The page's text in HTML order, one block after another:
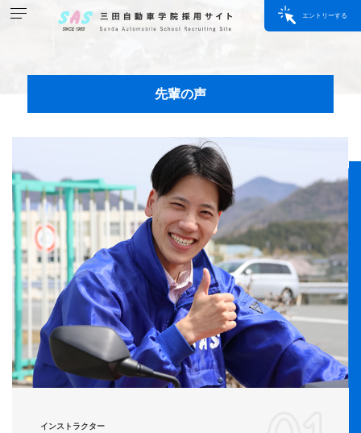
エントリーする
先輩の声
インストラクター